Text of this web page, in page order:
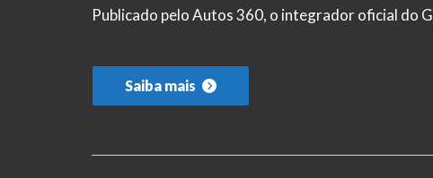
Publicado pelo Autos 360, o integrador oficial do
Saiba mais